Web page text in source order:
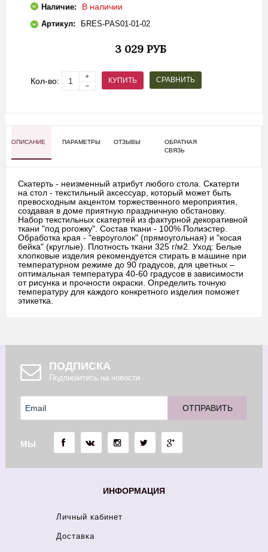
Наличие: В наличии
Артикул: БRES-PAS01-01-02
3 029 РУБ
Кол-во: КУПИТЬ СРАВНИТЬ
ОПИСАНИЕ ПАРАМЕТРЫ ОТЗЫВЫ
ОБРАТНАЯ
СВЯЗЬ
Скатерть - неизменный атрибут любого стола. Скатерти
на стол - текстильный аксессуар, который может быть
превосходным акцентом торжественного мероприятия,
создавая в доме приятную праздничную обстановку.
Набор текстильных скатертей из фактурной декоративной
ткани "под рогожку". Состав ткани - 100% Полиэстер.
Обработка края - "евроуголок" (прямоугольная) и "косая
бейка" (круглые). Плотность ткани 325 г/м2. Уход: Белые
хлопковые изделия рекомендуется стирать в машине при
температурном режиме до 90 градусов, для цветных –
оптимальная температура 40-60 градусов в зависимости
от рисунка и прочности окраски. Определить точную
температуру для каждого конкретного изделия поможет
этикетка.
ПОДПИСКА
Подпишитесь на новости
МЫ
ИНФОРМАЦИЯ
Личный кабинет
Доставка